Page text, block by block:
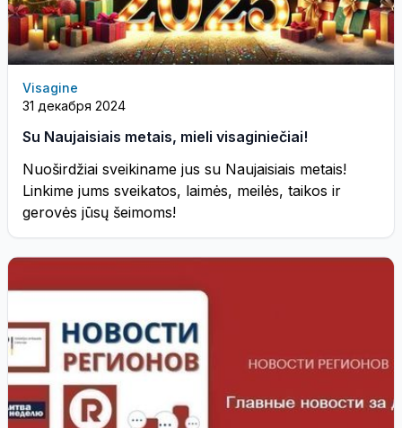
Visagine
31 декабря 2024
Su Naujaisiais metais, mieli visaginiečiai!
Nuoširdžiai sveikiname jus su Naujaisiais metais!
Linkime jums sveikatos, laimės, meilės, taikos ir
gerovės jūsų šeimoms!